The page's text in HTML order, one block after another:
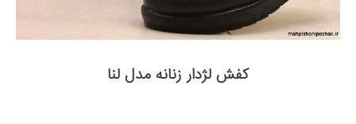
کفش لژدار زنانه مدل لنا